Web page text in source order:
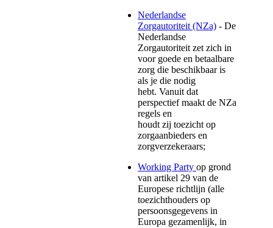
Nederlandse
Zorgautoriteit (NZa) - De
Nederlandse
Zorgautoriteit zet zich in
voor goede en betaalbare
zorg die beschikbaar is
als je die nodig
hebt. Vanuit dat
perspectief maakt de NZa
regels en
houdt zij toezicht op
zorgaanbieders en
zorgverzekeraars;
Working Party op grond
van artikel 29 van de
Europese richtlijn (alle
toezichthouders op
persoonsgegevens in
Europa gezamenlijk, in